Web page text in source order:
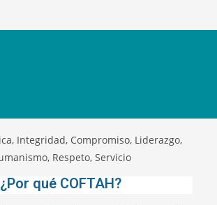
¿Por qué COFTAH?